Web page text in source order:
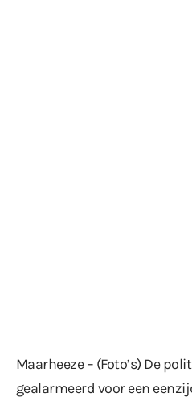
Maarheeze – (Foto’s) De
gealarmeerd voor een